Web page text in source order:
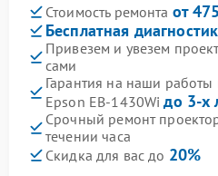
Стоимость ремонта от
Бесплатная
Привезем и увезем
сами
Гарантия на наши
Epson EB-1430Wiдо 3-х
Срочный ремонт
течении часа
Скидка для вас до 20%